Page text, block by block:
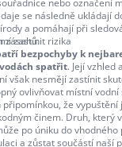
nebo označení
se následně ukládají
a pomáhají při
zásahů.
zastínit rizika
bezpochyby k
spatřit. Její vzhled
však nesmějí zastínit
ovlivňovat místní vodní
připomínkou, že vypuštění
činem. Druh, který
po úniku do
a zůstat součástí naší